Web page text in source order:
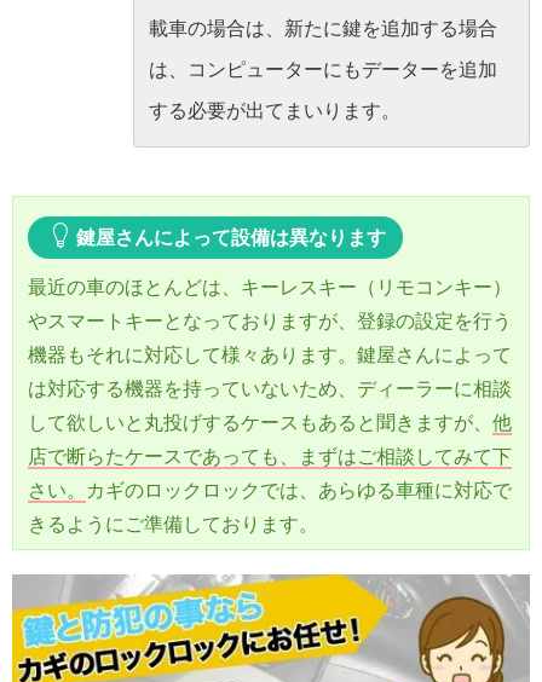
載車の場合は、新たに鍵を追加する場合
は、コンピューターにもデーターを追加
する必要が出てまいります。
鍵屋さんによって設備は異なります
最近の車のほとんどは、キーレスキー（リモコンキー）
やスマートキーとなっておりますが、登録の設定を行う
機器もそれに対応して様々あります。鍵屋さんによって
は対応する機器を持っていないため、ディーラーに相談
して欲しいと丸投げするケースもあると聞きますが、 他
店で断らたケースであっても、まずはご相談してみて下
さい。
カギのロックロックでは、あらゆる車種に対応で
きるようにご準備しております。